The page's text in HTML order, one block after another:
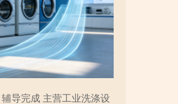
导完成 主营工业洗涤设